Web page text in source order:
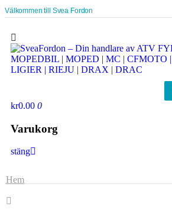
Välkommen till Svea Fordon
kr0.00 0
Varukorg
stäng
Hem